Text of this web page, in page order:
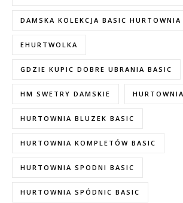
DAMSKA KOLEKCJA BASIC HURTOWNIA
EHURTWOLKA
GDZIE KUPIC DOBRE UBRANIA BASIC
HM SWETRY DAMSKIE
HURTOWNIA BLUZEK BASIC
HURTOWNIA KOMPLETÓW BASIC
HURTOWNIA SPODNI BASIC
HURTOWNIA SPÓDNIC BASIC